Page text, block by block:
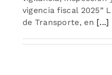
vigencia fiscal 2025”
de Transporte, en [...]